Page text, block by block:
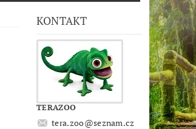
KONTAKT
TERAZOO
tera.zoo@seznam.cz